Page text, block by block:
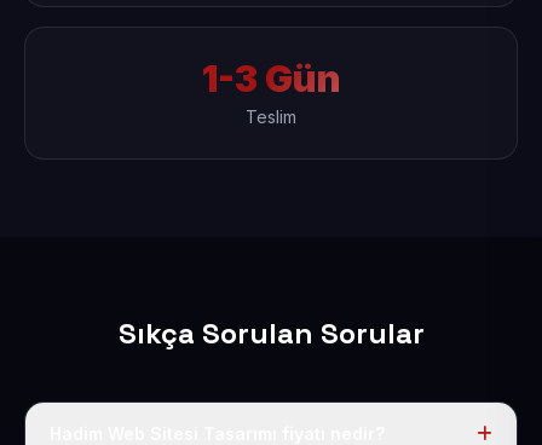
1-3 Gün
Teslim
Sıkça Sorulan Sorular